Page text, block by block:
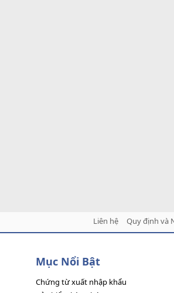
Liên hệ Quy định và
Mục Nổi Bật
Chứng từ xuất nhập khẩu